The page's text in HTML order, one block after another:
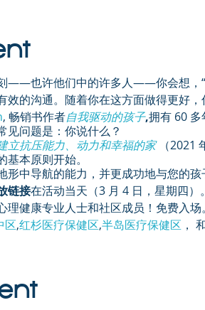
——也许他们中的许多人——你会想，“
的沟通。随着你在这方面做得更好，
, 畅销书作者自我驱动的孩子,拥有 60
见问题是：你说什么？
立抗压能力、动力和幸福的家 （2021
本原则开始。
中导航的能力，并更成功地与您的孩
链接在活动当天（3 月 4 日，星期四）
健康专业人士和社区成员！免费入场
区,红杉医疗保健区,半岛医疗保健区 ，